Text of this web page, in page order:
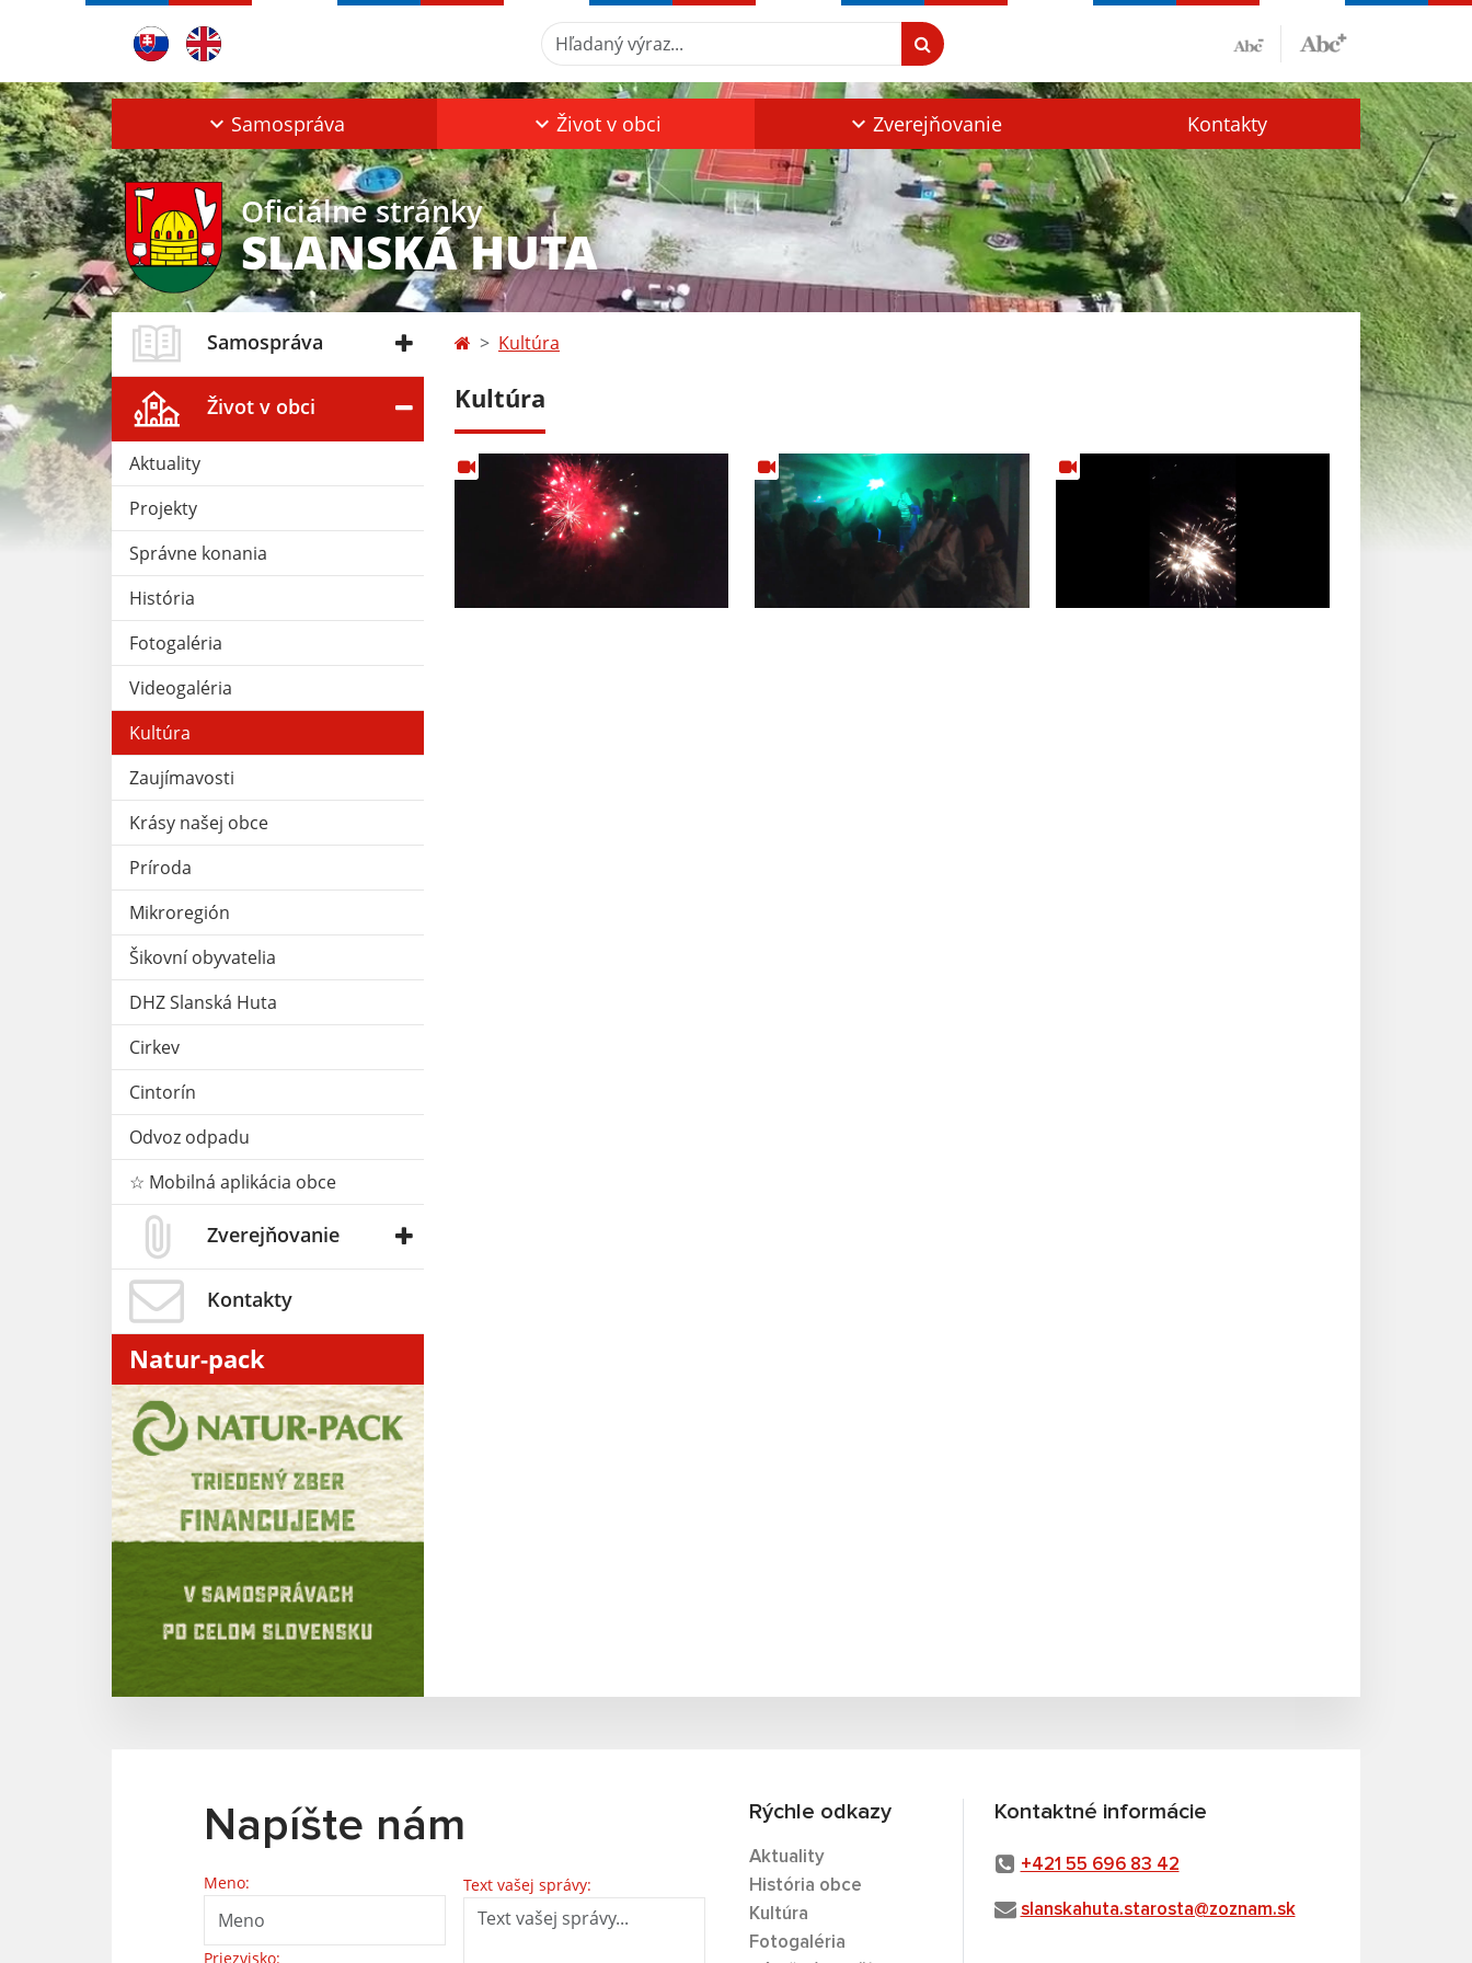
Hľadaný výraz...
Samospráva Život v obci Zverejňovanie Kontakty
Oficiálne stránky
SLANSKÁ HUTA
Samospráva
Život v obci
Aktuality
Projekty
Správne konania
História
Fotogaléria
Videogaléria
Kultúra
Zaujímavosti
Krásy našej obce
Príroda
Mikroregión
Šikovní obyvatelia
DHZ Slanská Huta
Cirkev
Cintorín
Odvoz odpadu
☆ Mobilná aplikácia obce
Zverejňovanie
Kontakty
Natur-pack
Kultúra
Kultúra
Napíšte nám
Meno:
Priezvisko:
Text vašej správy:
Rýchle odkazy
Aktuality
História obce
Kultúra
Fotogaléria
Kontaktné informácie
+421 55 696 83 42
slanskahuta.starosta@zoznam.sk